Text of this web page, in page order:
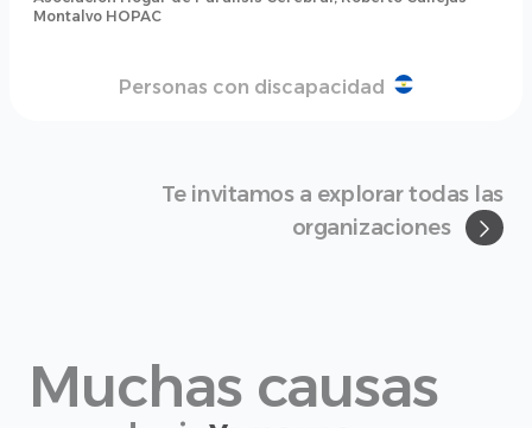
Montalvo HOPAC
Personas con discapacidad
Te invitamos a explorar todas las
organizaciones
Muchas causas